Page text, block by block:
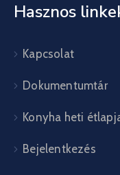
Hasznos
Kapcsolat
Dokumentumtár
Konyha heti
Bejelentkezés